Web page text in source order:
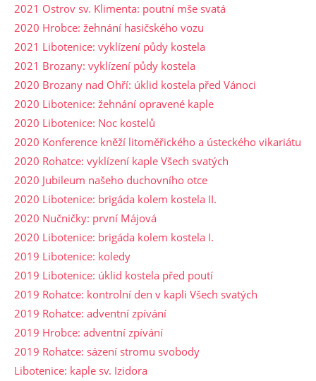
2021 Ostrov sv. Klimenta: poutní mše svatá
2020 Hrobce: žehnání hasičského vozu
2021 Libotenice: vyklízení půdy kostela
2021 Brozany: vyklízení půdy kostela
2020 Brozany nad Ohří: úklid kostela před Vánoci
2020 Libotenice: žehnání opravené kaple
2020 Libotenice: Noc kostelů
2020 Konference kněží litoměřického a ústeckého vikariátu
2020 Rohatce: vyklízení kaple Všech svatých
2020 Jubileum našeho duchovního otce
2020 Libotenice: brigáda kolem kostela II.
2020 Nučničky: první Májová
2020 Libotenice: brigáda kolem kostela I.
2019 Libotenice: koledy
2019 Libotenice: úklid kostela před poutí
2019 Rohatce: kontrolní den v kapli Všech svatých
2019 Rohatce: adventní zpívání
2019 Hrobce: adventní zpívání
2019 Rohatce: sázení stromu svobody
Libotenice: kaple sv. Izidora